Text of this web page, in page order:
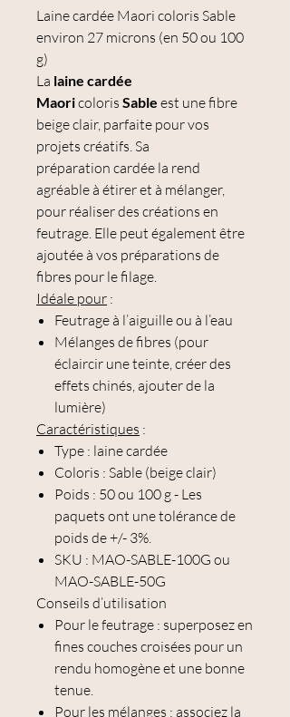
Laine cardée Maori coloris Sable
environ 27 microns (en 50 ou 100
g)
La laine cardée
Maoricoloris Sable est une fibre
beige clair, parfaite pour vos
projets créatifs. Sa
préparation cardée la rend
agréable à étirer et à mélanger,
pour réaliser des créations en
feutrage. Elle peut également être
ajoutée à vos préparations de
fibres pour le filage.
Idéale pour :
Feutrage à l’aiguille ou à l’eau
Mélanges de fibres (pour
éclaircir une teinte, créer des
effets chinés, ajouter de la
lumière)
Caractéristiques :
Type : laine cardée
Coloris : Sable (beige clair)
Poids : 50 ou 100 g - Les
paquets ont une tolérance de
poids de +/- 3%.
SKU : MAO-SABLE-100G ou
MAO-SABLE-50G
Conseils d’utilisation
Pour le feutrage : superposez en
fines couches croisées pour un
rendu homogène et une bonne
tenue.
Pour les mélanges : associez la